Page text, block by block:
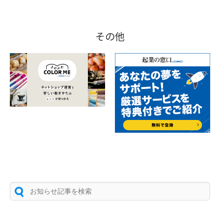
その他